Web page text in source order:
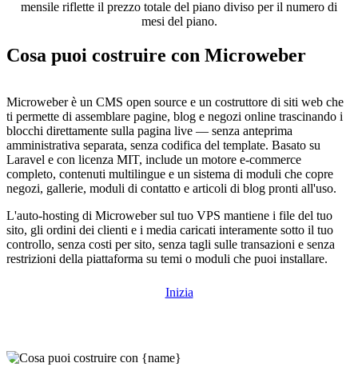
mensile riflette il prezzo totale del piano diviso per il numero di
mesi del piano.
Cosa puoi costruire con Microweber
Microweber è un CMS open source e un costruttore di siti web che
ti permette di assemblare pagine, blog e negozi online trascinando i
blocchi direttamente sulla pagina live — senza anteprima
amministrativa separata, senza codifica del template. Basato su
Laravel e con licenza MIT, include un motore e-commerce
completo, contenuti multilingue e un sistema di moduli che copre
negozi, gallerie, moduli di contatto e articoli di blog pronti all'uso.
L'auto-hosting di Microweber sul tuo VPS mantiene i file del tuo
sito, gli ordini dei clienti e i media caricati interamente sotto il tuo
controllo, senza costi per sito, senza tagli sulle transazioni e senza
restrizioni della piattaforma su temi o moduli che puoi installare.
Inizia